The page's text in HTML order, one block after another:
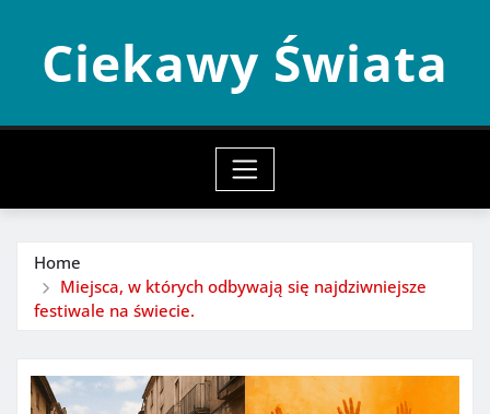
contentCiekawy Świata
Home
Miejsca, w których odbywają się najdziwniejsze
festiwale na świecie.